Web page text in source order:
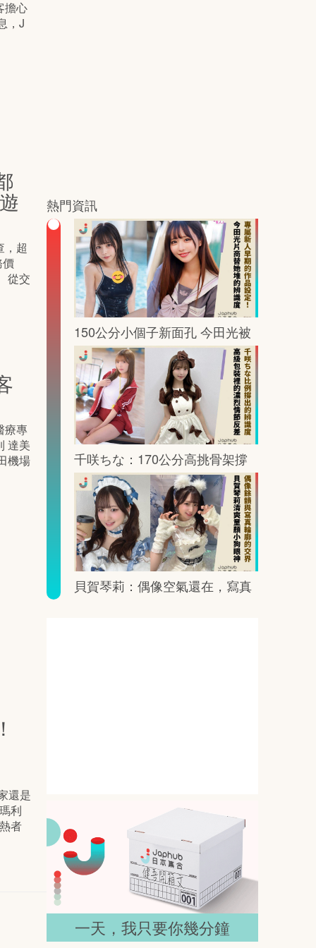
擔心
，J
，超
從交
療專
達美
機場
還是
利
者
熱門資訊
150公分小個子新面孔 今田光被
鏡頭這樣放大記憶點
千咲ちな：170公分高挑骨架撐
出G罩杯的鏡頭重量
貝賀琴莉：偶像空氣還在，寫真
木下凛々子：主動挑選的成熟曲
線，先用165公分把目光鎖住
一天，我只要你幾分鐘